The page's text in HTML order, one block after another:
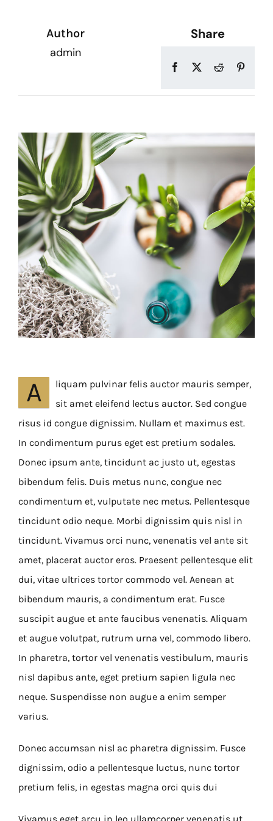
Author
admin
Share
A
liquam pulvinar felis auctor mauris semper,
sit amet eleifend lectus auctor. Sed congue
risus id congue dignissim. Nullam et maximus est.
In condimentum purus eget est pretium sodales.
Donec ipsum ante, tincidunt ac justo ut, egestas
bibendum felis. Duis metus nunc, congue nec
condimentum et, vulputate nec metus. Pellentesque
tincidunt odio neque. Morbi dignissim quis nisl in
tincidunt. Vivamus orci nunc, venenatis vel ante sit
amet, placerat auctor eros. Praesent pellentesque elit
dui, vitae ultrices tortor commodo vel. Aenean at
bibendum mauris, a condimentum erat. Fusce
suscipit augue et ante faucibus venenatis. Aliquam
et augue volutpat, rutrum urna vel, commodo libero.
In pharetra, tortor vel venenatis vestibulum, mauris
nisl dapibus ante, eget pretium sapien ligula nec
neque. Suspendisse non augue a enim semper
varius.
Donec accumsan nisl ac pharetra dignissim. Fusce
dignissim, odio a pellentesque luctus, nunc tortor
pretium felis, in egestas magna orci quis dui